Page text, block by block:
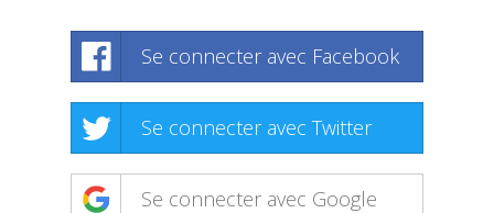
Se connecter avec Facebook
Se connecter avec Twitter
Se connecter avec Google